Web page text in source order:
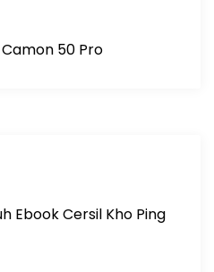
50 Pro
Ebook Cersil Kho Ping